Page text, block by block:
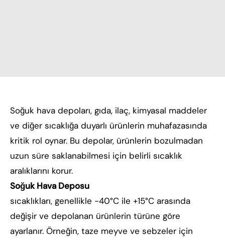
Soğuk hava depoları, gıda, ilaç, kimyasal maddeler
ve diğer sıcaklığa duyarlı ürünlerin muhafazasında
kritik rol oynar. Bu depolar, ürünlerin bozulmadan
uzun süre saklanabilmesi için belirli sıcaklık
aralıklarını korur.
Soğuk Hava Deposu
sıcaklıkları, genellikle -40°C ile +15°C arasında
değişir ve depolanan ürünlerin türüne göre
ayarlanır. Örneğin, taze meyve ve sebzeler için